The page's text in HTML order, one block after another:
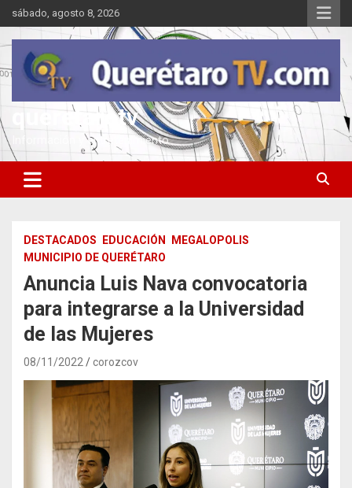
Saltar
al
contenido
sábado, agosto 8, 2026
queretarotv
Información y entretenimiento
DESTACADOS EDUCACIÓN
MEGALOPOLIS
MUNICIPIO DE QUERÉTARO
Anuncia Luis Nava convocatoria
para integrarse a la Universidad
de las Mujeres
08/11/2022 corozcov